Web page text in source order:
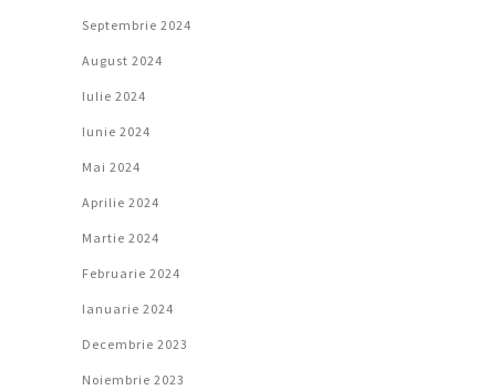
Septembrie 2024
August 2024
Iulie 2024
Iunie 2024
Mai 2024
Aprilie 2024
Martie 2024
Februarie 2024
Ianuarie 2024
Decembrie 2023
Noiembrie 2023